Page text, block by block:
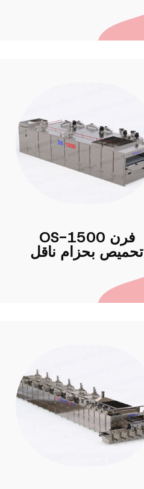
OS-1500 فرن
تحميص بحزام ناقل